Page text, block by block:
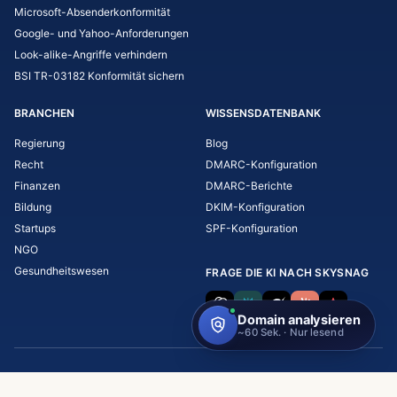
Microsoft-Absenderkonformität
Google- und Yahoo-Anforderungen
Look-alike-Angriffe verhindern
BSI TR-03182 Konformität sichern
BRANCHEN
Regierung
Recht
Finanzen
Bildung
Startups
NGO
Gesundheitswesen
WISSENSDATENBANK
Blog
DMARC-Konfiguration
DMARC-Berichte
DKIM-Konfiguration
SPF-Konfiguration
FRAGE DIE KI NACH SKYSNAG